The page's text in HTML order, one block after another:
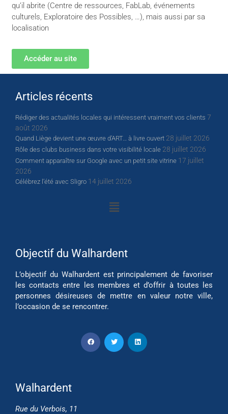
qu’il abrite (Centre de ressources, FabLab, événements
culturels, Exploratoire des Possibles, …), mais aussi par sa
localisation
Accéder au site
Articles récents
Rédiger des actualités locales qui intéressent vraiment vos clients 7
août 2026
Quand Liège devient une œuvre d’ART… à livre ouvert 28 juillet 2026
Rôle des clubs business dans votre visibilité locale 28 juillet 2026
Comment apparaître sur Google avec un petit site vitrine 17 juillet
2026
Célébrez l’été avec Sligro 14 juillet 2026
Objectif du Walhardent
L’objectif du Walhardent est principalement de favoriser
les contacts entre les membres et d’offrir à toutes les
personnes désireuses de mettre en valeur notre ville,
l’occasion de se rencontrer.
Walhardent
Rue du Verbois, 11